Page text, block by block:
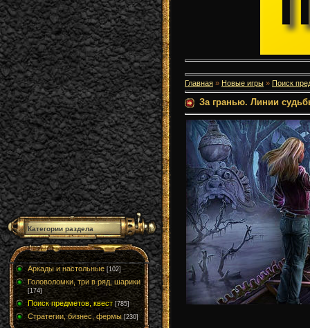
Категории раздела
Аркады и настольные [102]
Головоломки, три в ряд, шарики
[174]
Поиск предметов, квест [785]
Стратегии, бизнес, фермы [230]
Главная » Новые игры » Поиск
За гранью. Линии